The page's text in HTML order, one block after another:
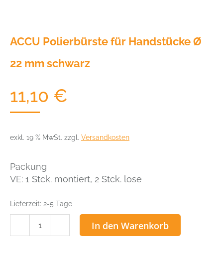
ACCU Polierbürste für Handstücke Ø
22 mm schwarz
11,10 €
exkl. 19 % MwSt. zzgl. Versandkosten
Packung
VE: 1 Stck. montiert, 2 Stck. lose
Lieferzeit: 2-5 Tage
In den Warenkorb